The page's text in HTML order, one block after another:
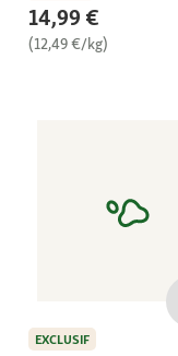
14,99 €
(12,49 €/kg)
EXCLUSIF